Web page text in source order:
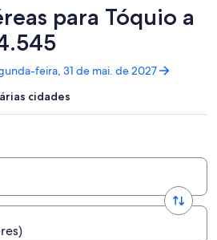
para Tóquio a
feira, 31 de mai. de 2027
cidades